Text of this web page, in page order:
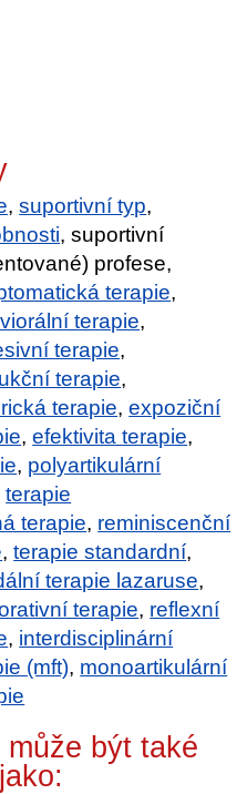
,suportivní typ,
, suportivní
profese,
terapie,
terapie,
terapie,
terapie,
terapie,expoziční
,efektivita terapie,
, polyartikulární
terapie
terapie, reminiscenční
,terapie standardní,
terapie lazaruse,
terapie, reflexní
, interdisciplinární
(mft), monoartikulární
být také